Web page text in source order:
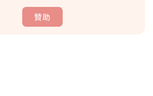
贊助